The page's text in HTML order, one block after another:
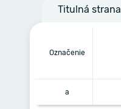
Titulná strana
Označenie
a